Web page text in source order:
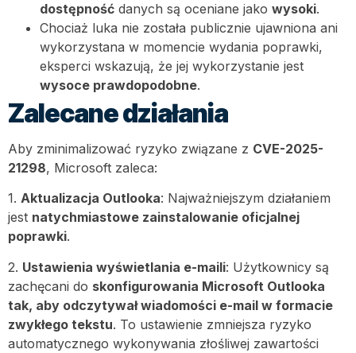
dostępność danych są oceniane jako wysoki.
Chociaż luka nie została publicznie ujawniona ani
wykorzystana w momencie wydania poprawki,
eksperci wskazują, że jej wykorzystanie jest
wysoce prawdopodobne.
Zalecane działania
Aby zminimalizować ryzyko związane z CVE-2025-
21298, Microsoft zaleca:
1. Aktualizacja Outlooka: Najważniejszym działaniem
jest natychmiastowe zainstalowanie oficjalnej
poprawki.
2. Ustawienia wyświetlania e-maili: Użytkownicy są
zachęcani do skonfigurowania Microsoft Outlooka
tak, aby odczytywał wiadomości e-mail w formacie
zwykłego tekstu. To ustawienie zmniejsza ryzyko
automatycznego wykonywania złośliwej zawartości